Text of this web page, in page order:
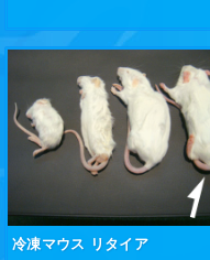
冷凍マウス リタイア